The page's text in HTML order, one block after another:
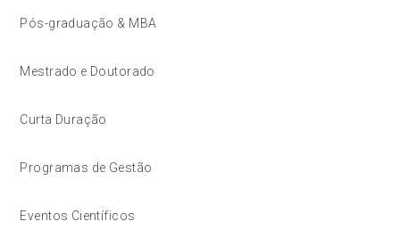
Pós-graduação & MBA
Mestrado e Doutorado
Curta Duração
Programas de Gestão
Eventos Científicos